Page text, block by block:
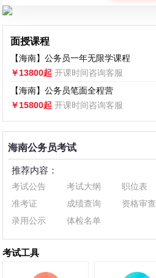
面授课程
【海南】公务员一年无限学课程
￥13800起 开课时间咨询客服
【海南】公务员笔面全程营
￥15800起 开课时间咨询客服
海南公务员考试
推荐内容：
考试公告 考试大纲 职位表
准考证
成绩查询 资格审查
录用公示
体检名单
考试工具